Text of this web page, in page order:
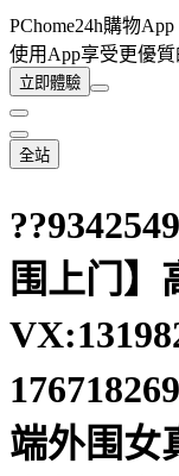
PChome24h購物App
使用App享受更優
立即體驗
全站
围上门】
端外围女